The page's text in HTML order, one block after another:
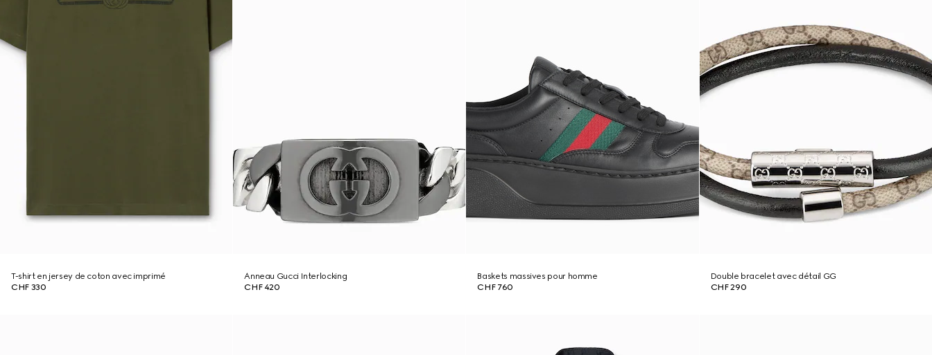
T-shirt en jersey de coton avec imprimé
CHF 330
Anneau Gucci Interlocking
CHF 420
Baskets massives pour homme
CHF 760
Double bracelet avec détail GG
CHF 290